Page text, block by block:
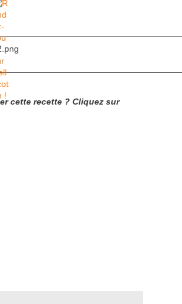
cette recette ? Cliquez sur